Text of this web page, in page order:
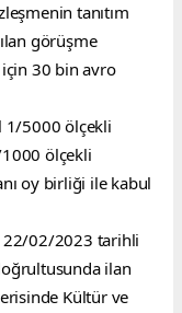
tanıtım
görüşme
için 30 bin avro
1/5000 ölçekli
1000 ölçekli
oy birliği ile kabul
22/02/2023 tarihli
ilan
Kültür ve